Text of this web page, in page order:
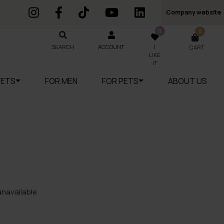
Company website
SEARCH ACCOUNT
0
I
LIKE
IT
0
CART
FOR MEN FOR PETS ABOUT US
SEARCH